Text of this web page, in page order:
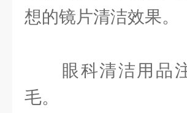
想的镜片清洁效果。
眼科清洁用品注
毛。